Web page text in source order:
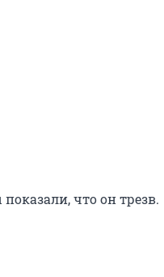
что он трезв.